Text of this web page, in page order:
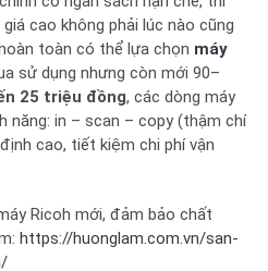
cao không phải lúc nào cũng
toàn có thể lựa chọn máy
sử dụng nhưng còn mới 90–
25 triệu đồng, các dòng máy
năng: in – scan – copy (thậm chí
cao, tiết kiệm chi phí vận
Ricoh mới, đảm bảo chất
https://huonglam.com.vn/san-